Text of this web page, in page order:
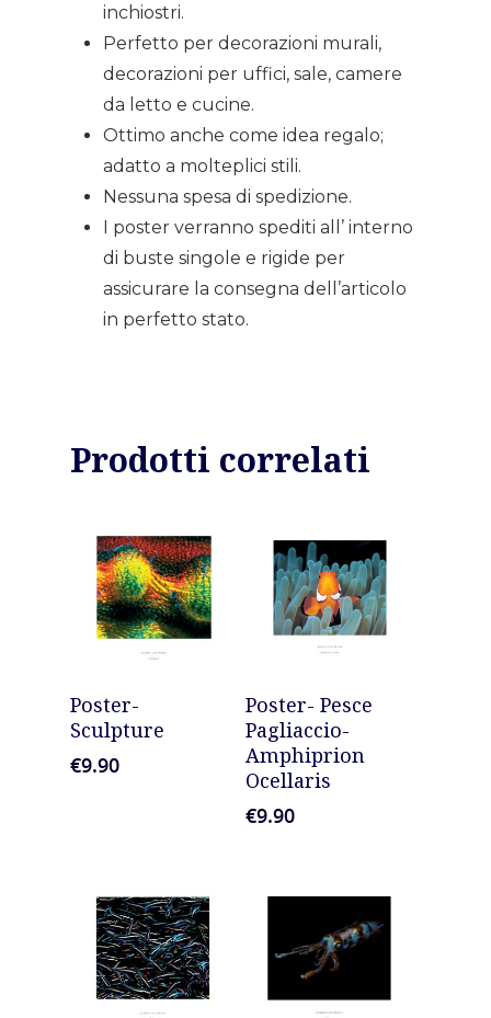
inchiostri.
Perfetto per decorazioni murali,
decorazioni per uffici, sale, camere
da letto e cucine.
Ottimo anche come idea regalo;
adatto a molteplici stili.
Nessuna spesa di spedizione.
I poster verranno spediti all’ interno
di buste singole e rigide per
assicurare la consegna dell’articolo
in perfetto stato.
Prodotti correlati
CARRELLO
Poster-
Sculpture
€9.90
AGGIUNGI AL
CARRELLO
Poster- Pesce
Pagliaccio-
Amphiprion
Ocellaris
€9.90